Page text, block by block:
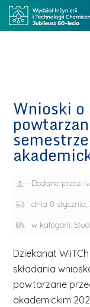
Wnioski o
Dodane przez:
dnia 8 stycznia,
w kategorii:
Dziekanat
składania
powtarzane
akademickim